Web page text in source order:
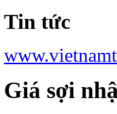
Tin tức
Giá sợi